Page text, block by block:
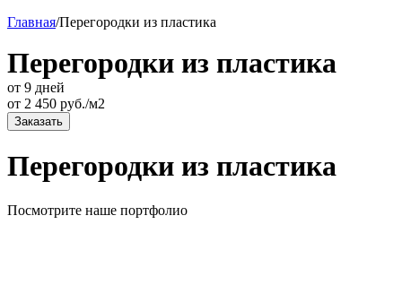
Главная/Перегородки из пластика
Перегородки из пластика
от 9 дней
от 2 450 руб./м2
Заказать
Перегородки из пластика
Посмотрите наше портфолио